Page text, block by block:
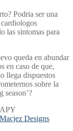
Podria ser una
las sintomas para
queda en abundar
en caso de que,
llega dispuestos
sobre la
season’?
Macjez Designs